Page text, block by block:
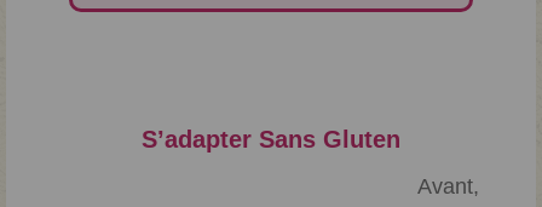
S’adapter Sans Gluten
Avant,